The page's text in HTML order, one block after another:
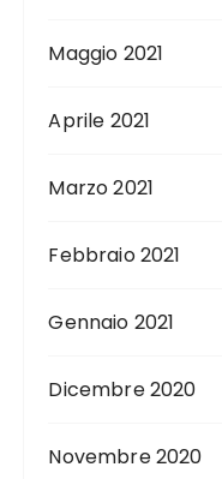
Maggio 2021
Aprile 2021
Marzo 2021
Febbraio 2021
Gennaio 2021
Dicembre 2020
Novembre 2020